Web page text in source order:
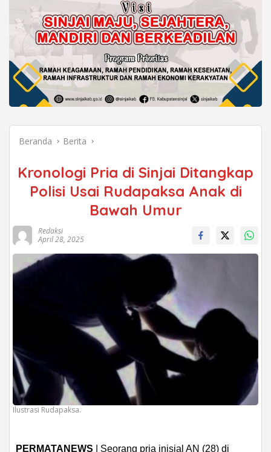
Beranda Berita
Kronologi Pria di Sinjai Ditangkap
Polisi Usai Rudapaksa Anak di
Bawah Umur
Redaksi
April 28, 2025
Ilustrasi Rudapaksa.
PERMATANEWS | Seorang pria inisial AN (28) di